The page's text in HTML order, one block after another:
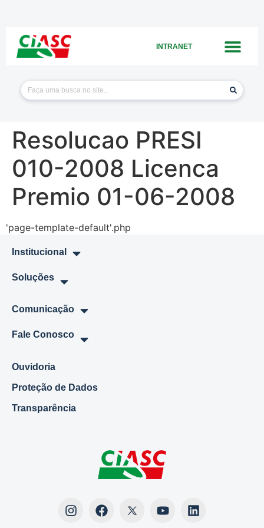
INTRANET
Resolucao PRESI
010-2008 Licenca
Premio 01-06-2008
'page-template-default'.php
Institucional
Soluções
Comunicação
Fale Conosco
Ouvidoria
Proteção de Dados
Transparência